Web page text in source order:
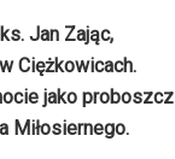
Jan Zając,
Ciężkowicach.
jako proboszcz
Miłosiernego.